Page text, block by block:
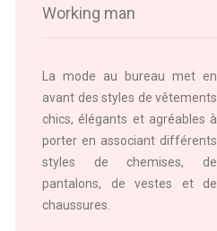
Working man
La mode au bureau met en
avant des styles de vêtements
chics, élégants et agréables à
porter en associant différents
styles de chemises, de
pantalons, de vestes et de
chaussures.